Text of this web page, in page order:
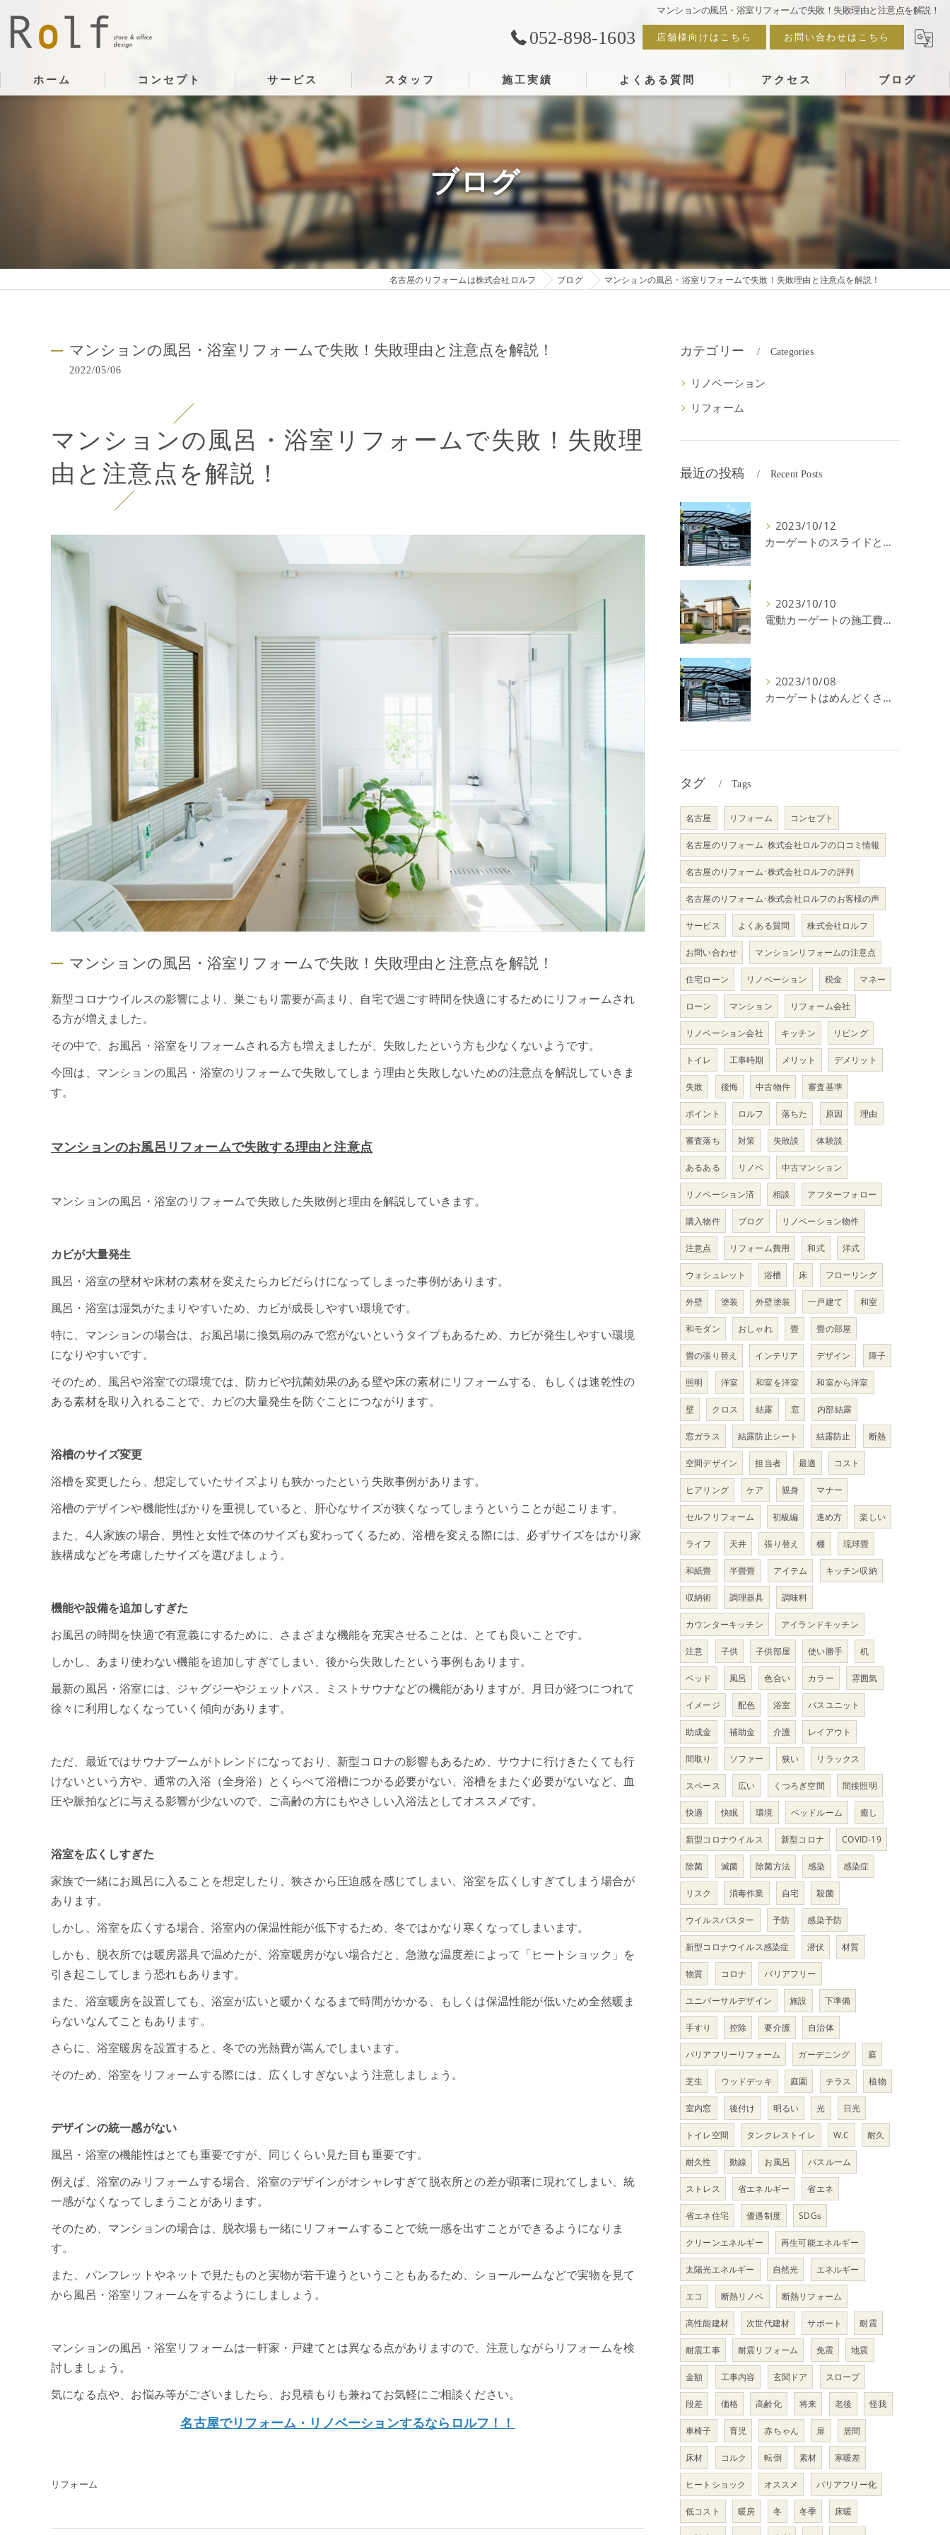
マンションの風呂・浴室リフォームで失敗！失敗理由と注意点を解説！
052-898-1603 店舗様向けはこちら お問い合わせはこちら
ホーム コンセプト サービス スタッフ 施工実績 よくある質問 アクセス ブログ
ブログ
名古屋のリフォームは株式会社ロルフ ブログ マンションの風呂・浴室リフォームで失敗！失敗理由と注意点を解説！
マンションの風呂・浴室リフォームで失敗！失敗理由と注意点を解説！
2022/05/06
マンションの風呂・浴室リフォームで失敗！失敗理
由と注意点を解説！
マンションの風呂・浴室リフォームで失敗！失敗理由と注意点を解説！
新型コロナウイルスの影響により、巣ごもり需要が高まり、自宅で過ごす時間を快適にするためにリフォームされ
る方が増えました。
その中で、お風呂・浴室をリフォームされる方も増えましたが、失敗したという方も少なくないようです。
今回は、マンションの風呂・浴室のリフォームで失敗してしまう理由と失敗しないための注意点を解説していきま
す。
マンションのお風呂リフォームで失敗する理由と注意点
マンションの風呂・浴室のリフォームで失敗した失敗例と理由を解説していきます。
カビが大量発生
風呂・浴室の壁材や床材の素材を変えたらカビだらけになってしまった事例があります。
風呂・浴室は湿気がたまりやすいため、カビが成長しやすい環境です。
特に、マンションの場合は、お風呂場に換気扇のみで窓がないというタイプもあるため、カビが発生しやすい環境
になりやすいです。
そのため、風呂や浴室での環境では、防カビや抗菌効果のある壁や床の素材にリフォームする、もしくは速乾性の
ある素材を取り入れることで、カビの大量発生を防ぐことにつながります。
浴槽のサイズ変更
浴槽を変更したら、想定していたサイズよりも狭かったという失敗事例があります。
浴槽のデザインや機能性ばかりを重視していると、肝心なサイズが狭くなってしまうということが起こります。
また、4人家族の場合、男性と女性で体のサイズも変わってくるため、浴槽を変える際には、必ずサイズをはかり家
族構成などを考慮したサイズを選びましょう。
機能や設備を追加しすぎた
お風呂の時間を快適で有意義にするために、さまざまな機能を充実させることは、とても良いことです。
しかし、あまり使わない機能を追加しすぎてしまい、後から失敗したという事例もあります。
最新の風呂・浴室には、ジャグジーやジェットバス、ミストサウナなどの機能がありますが、月日が経つにつれて
徐々に利用しなくなっていく傾向があります。
ただ、最近ではサウナブームがトレンドになっており、新型コロナの影響もあるため、サウナに行けきたくても行
けないという方や、通常の入浴（全身浴）とくらべて浴槽につかる必要がない、浴槽をまたぐ必要がないなど、血
圧や脈拍などに与える影響が少ないので、ご高齢の方にもやさしい入浴法としてオススメです。
浴室を広くしすぎた
家族で一緒にお風呂に入ることを想定したり、狭さから圧迫感を感じてしまい、浴室を広くしすぎてしまう場合が
あります。
しかし、浴室を広くする場合、浴室内の保温性能が低下するため、冬ではかなり寒くなってしまいます。
しかも、脱衣所では暖房器具で温めたが、浴室暖房がない場合だと、急激な温度差によって「ヒートショック」を
引き起こしてしまう恐れもあります。
また、浴室暖房を設置しても、浴室が広いと暖かくなるまで時間がかかる、もしくは保温性能が低いため全然暖ま
らないなんてこともあります。
さらに、浴室暖房を設置すると、冬での光熱費が嵩んでしまいます。
そのため、浴室をリフォームする際には、広くしすぎないよう注意しましょう。
デザインの統一感がない
風呂・浴室の機能性はとても重要ですが、同じくらい見た目も重要です。
例えば、浴室のみリフォームする場合、浴室のデザインがオシャレすぎて脱衣所との差が顕著に現れてしまい、統
一感がなくなってしまうことがあります。
そのため、マンションの場合は、脱衣場も一緒にリフォームすることで統一感を出すことができるようになりま
す。
また、パンフレットやネットで見たものと実物が若干違うということもあるため、ショールームなどで実物を見て
から風呂・浴室リフォームをするようにしましょう。
マンションの風呂・浴室リフォームは一軒家・戸建てとは異なる点がありますので、注意しながらリフォームを検
討しましょう。
気になる点や、お悩み等がございましたら、お見積もりも兼ねてお気軽にご相談ください。
名古屋でリフォーム・リノベーションするならロルフ！！
リフォーム
カテゴリー Categories
リノベーション
リフォーム
最近の投稿 Recent Posts
2023/10/12
カーゲートのスライドと跳ね上げの違いやメリットデメリットを解説！
2023/10/10
電動カーゲートの施工費用はいくら？耐用年数や注意点を解説！
2023/10/08
カーゲートはめんどくさい＆後悔？メリット・デメリットを解説！
タグ Tags
名古屋 リフォーム コンセプト
名古屋のリフォーム･株式会社ロルフの口コミ情報
名古屋のリフォーム･株式会社ロルフの評判
名古屋のリフォーム･株式会社ロルフのお客様の声
サービス よくある質問 株式会社ロルフ
お問い合わせ マンションリフォームの注意点
住宅ローン リノベーション 税金 マネー
ローン マンション リフォーム会社
リノベーション会社 キッチン リビング
トイレ 工事時期 メリット デメリット
失敗 後悔 中古物件 審査基準
ポイント ロルフ 落ちた 原因 理由
審査落ち 対策 失敗談 体験談
あるある リノベ 中古マンション
リノベーション済 相談 アフターフォロー
購入物件 ブログ リノベーション物件
注意点 リフォーム費用 和式 洋式
ウォシュレット 浴槽 床 フローリング
外壁 塗装 外壁塗装 一戸建て 和室
和モダン おしゃれ 畳 畳の部屋
畳の張り替え インテリア デザイン 障子
照明 洋室 和室を洋室 和室から洋室
壁 クロス 結露 窓 内部結露
窓ガラス 結露防止シート 結露防止 断熱
空間デザイン 担当者 最適 コスト
ヒアリング ケア 親身 マナー
セルフリフォーム 初級編 進め方 楽しい
ライフ 天井 張り替え 棚 琉球畳
和紙畳 半畳畳 アイテム キッチン収納
収納術 調理器具 調味料
カウンターキッチン アイランドキッチン
注意 子供 子供部屋 使い勝手 机
ベッド 風呂 色合い カラー 雰囲気
イメージ 配色 浴室 バスユニット
助成金 補助金 介護 レイアウト
間取り ソファー 狭い リラックス
スペース 広い くつろぎ空間 間接照明
快適 快眠 環境 ベッドルーム 癒し
新型コロナウイルス 新型コロナ COVID-19
除菌 滅菌 除菌方法 感染 感染症
リスク 消毒作業 自宅 殺菌
ウイルスバスター 予防 感染予防
新型コロナウイルス感染症 潜伏 材質
物質 コロナ バリアフリー
ユニバーサルデザイン 施設 下準備
手すり 控除 要介護 自治体
バリアフリーリフォーム ガーデニング 庭
芝生 ウッドデッキ 庭園 テラス 植物
室内窓 後付け 明るい 光 日光
トイレ空間 タンクレストイレ W.C 耐久
耐久性 動線 お風呂 バスルーム
ストレス 省エネルギー 省エネ
省エネ住宅 優遇制度 SDGs
クリーンエネルギー 再生可能エネルギー
太陽光エネルギー 自然光 エネルギー
エコ 断熱リノベ 断熱リフォーム
高性能建材 次世代建材 サポート 耐震
耐震工事 耐震リフォーム 免震 地震
金額 工事内容 玄関ドア スロープ
段差 価格 高齢化 将来 老後 怪我
車椅子 育児 赤ちゃん 扉 居間
床材 コルク 転倒 素材 寒暖差
ヒートショック オススメ バリアフリー化
低コスト 暖房 冬 冬季 床暖